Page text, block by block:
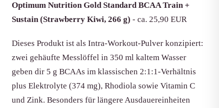
Optimum Nutrition Gold Standard BCAA Train +
Sustain (Strawberry Kiwi, 266 g) - ca. 25,90 EUR
Dieses Produkt ist als Intra-Workout-Pulver konzipiert:
zwei gehäufte Messlöffel in 350 ml kaltem Wasser
geben dir 5 g BCAAs im klassischen 2:1:1-Verhältnis
plus Elektrolyte (374 mg), Rhodiola sowie Vitamin C
und Zink. Besonders für längere Ausdauereinheiten